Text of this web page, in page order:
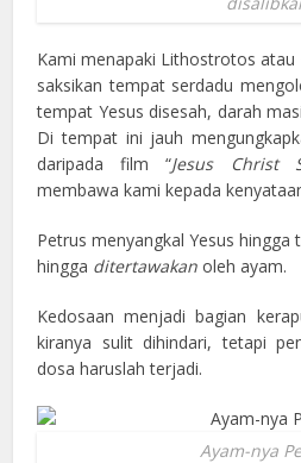
Kami menapaki Lithostrotos atau
saksikan tempat serdadu
tempat Yesus disesah, darah
Di tempat ini jauh
daripada film “Jesus Christ
membawa kami kepada
Petrus menyangkal Yesus hingga
hingga ditertawakan oleh ayam.
Kedosaan menjadi bagian
kiranya sulit dihindari, tetapi
dosa haruslah terjadi.
Ayam-nya